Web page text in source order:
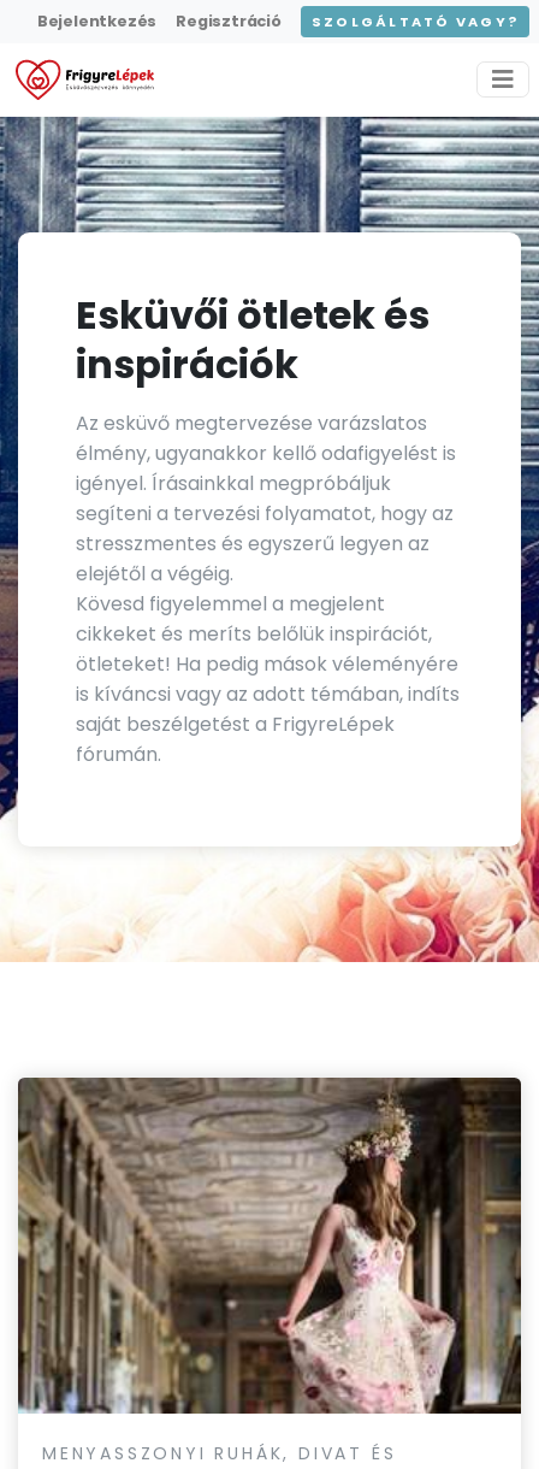
Bejelentkezés Regisztráció SZOLGÁLTATÓ VAGY?
Esküvői ötletek és
inspirációk
Az esküvő megtervezése varázslatos
élmény, ugyanakkor kellő odafigyelést is
igényel. Írásainkkal megpróbáljuk
segíteni a tervezési folyamatot, hogy az
stresszmentes és egyszerű legyen az
elejétől a végéig.
Kövesd figyelemmel a megjelent
cikkeket és meríts belőlük inspirációt,
ötleteket! Ha pedig mások véleményére
is kíváncsi vagy az adott témában, indíts
saját beszélgetést a FrigyreLépek
fórumán.
MENYASSZONYI RUHÁK, DIVAT ÉS